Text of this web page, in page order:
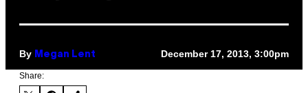
By Megan Lent December 17, 2013, 3:00pm
Share: